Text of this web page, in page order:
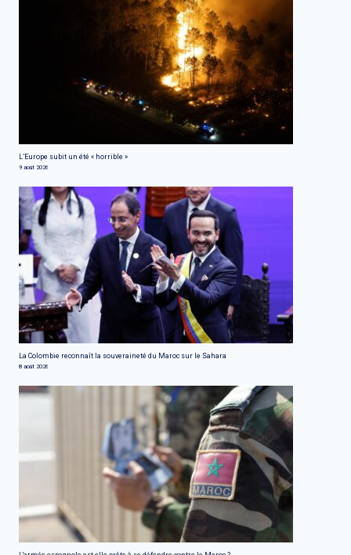
L’Europe subit un été « horrible »
9 août 2026
La Colombie reconnaît la souveraineté du Maroc sur le Sahara
8 août 2026